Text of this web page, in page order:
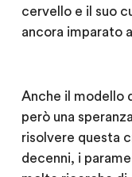
cervello e il suo
ancora imparato
Anche il modello
però una
risolvere questa
decenni, i